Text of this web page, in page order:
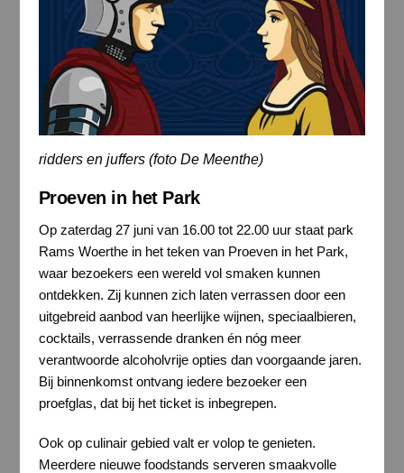
ridders en juffers (foto De Meenthe)
Proeven in het Park
Op zaterdag 27 juni van 16.00 tot 22.00 uur staat park
Rams Woerthe in het teken van Proeven in het Park,
waar bezoekers een wereld vol smaken kunnen
ontdekken. Zij kunnen zich laten verrassen door een
uitgebreid aanbod van heerlijke wijnen, speciaalbieren,
cocktails, verrassende dranken én nóg meer
verantwoorde alcoholvrije opties dan voorgaande jaren.
Bij binnenkomst ontvang iedere bezoeker een
proefglas, dat bij het ticket is inbegrepen.
Ook op culinair gebied valt er volop te genieten.
Meerdere nieuwe foodstands serveren smaakvolle